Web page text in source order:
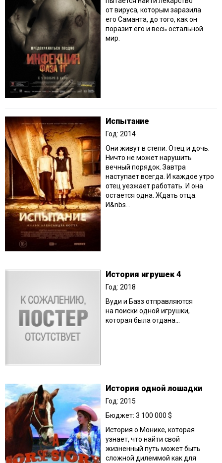
от вируса, которым заразила
его Саманта, до того, как он
поразит его и весь остальной
мир.
Испытание
Год: 2014
Они живут в степи. Отец и дочь.
Ничто не может нарушить
вечный порядок. Завтра
наступает всегда. И каждое утро
отец уезжает работать. И она
остается одна. Ждать отца.
И&nbs...
История игрушек 4
Год: 2018
Вуди и Базз отправляются
на поиски одной игрушки,
которая была отдана…
История одной лошадки
Год: 2015
Бюджет: 3 100 000 $
История о Монике, которая
узнает, что найти свой
жизненный путь может быть
сложной дилеммой как для